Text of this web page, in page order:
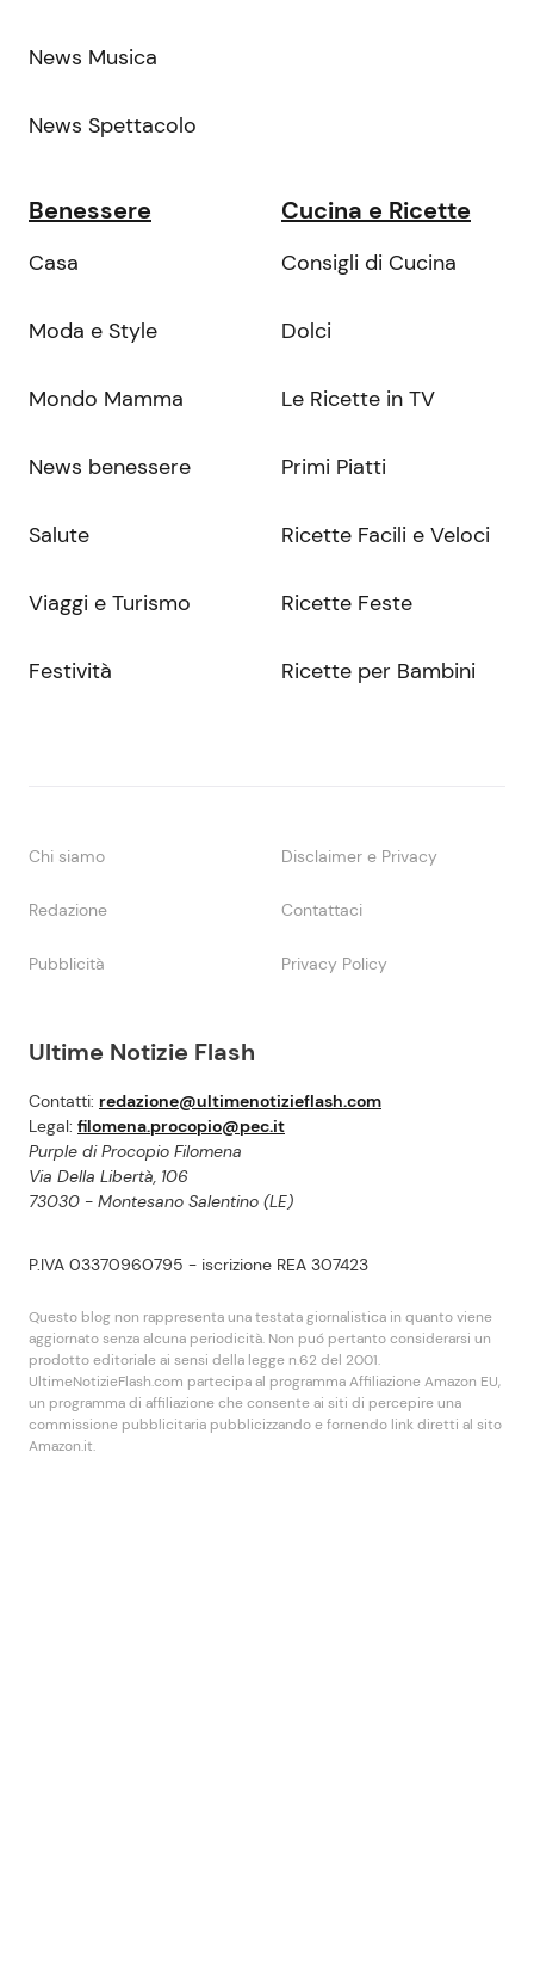
Ultime Notizie Flash
Contatti: redazione@ultimenotizieflash.com
Legal: filomena.procopio@pec.it
Purple di Procopio Filomena
Via Della Libertà, 106
73030 - Montesano Salentino (LE)
P.IVA 03370960795 - iscrizione REA 307423
Questo blog non rappresenta una testata giornalistica in quanto viene
aggiornato senza alcuna periodicità. Non puó pertanto considerarsi un
prodotto editoriale ai sensi della legge n.62 del 2001.
UltimeNotizieFlash.com partecipa al programma Affiliazione Amazon EU,
un programma di affiliazione che consente ai siti di percepire una
commissione pubblicitaria pubblicizzando e fornendo link diretti al sito
Amazon.it.
News Musica
News Spettacolo
Benessere
Casa
Moda e Style
Mondo Mamma
News benessere
Salute
Viaggi e Turismo
Festività
Cucina e Ricette
Consigli di Cucina
Dolci
Le Ricette in TV
Primi Piatti
Ricette Facili e Veloci
Ricette Feste
Ricette per Bambini
Chi siamo Disclaimer e Privacy
Redazione Contattaci
Pubblicità Privacy Policy